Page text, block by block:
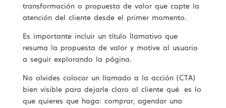
transformación o propuesta de valor que capte la
atención del cliente desde el primer momento.
Es importante incluir un título llamativo que
resuma la propuesta de valor y motive al usuario
a seguir explorando la página.
No olvides colocar un llamado a la acción (CTA)
bien visible para dejarle claro al cliente qué es lo
que quieres que haga: comprar, agendar una